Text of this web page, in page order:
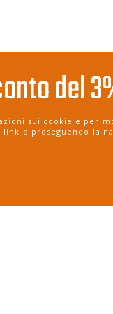
sui cookie e per
o proseguendo la
del